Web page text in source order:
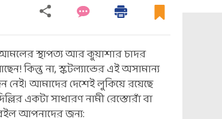
আমলের স্থাপত্য আর কুয়াশার চাদর
কিন্তু না, স্কটল্যান্ডের এই অসামান্য
আমাদের দেশেই লুকিয়ে রয়েছে
একটা সাধারণ নামী রেস্তোরাঁ বা
রইল আপনাদের জন্য: